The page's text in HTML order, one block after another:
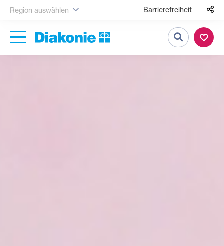
Region auswählen Barrierefreiheit
Suche